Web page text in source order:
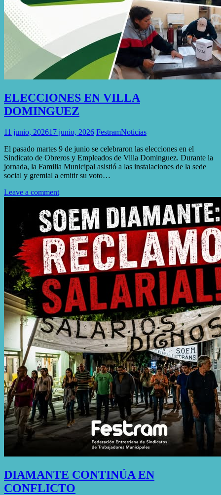
ELECCIONES EN VILLA
DOMINGUEZ
11 junio, 202617 junio, 2026 FestramNoticias
El pasado martes 9 de junio se celebraron las elecciones en el
Sindicato de Obreros y Empleados de Villa Dominguez. Durante la
jornada, la Familia Municipal asistió a las instalaciones de la sede
social y gremial a emitir su voto…
Leave a comment
DIAMANTE CONTINÚA EN
CONFLICTO